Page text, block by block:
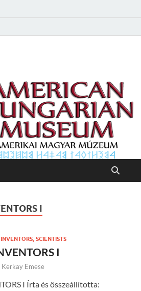
Hungarian
– Amerikai
Múzeum
I
INVENTORS, SCIENTISTS
I
Kerkay Emese
I Írta és összeállította: